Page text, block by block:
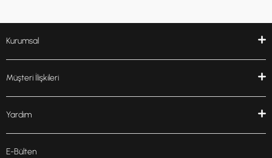
Kurumsal
Müşteri İlişkileri
Yardım
E-Bülten